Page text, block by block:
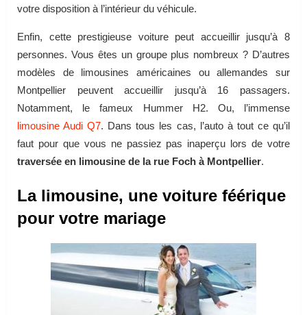
votre disposition à l’intérieur du véhicule.
Enfin, cette prestigieuse voiture peut accueillir jusqu’à 8
personnes. Vous êtes un groupe plus nombreux ? D’autres
modèles de limousines américaines ou allemandes sur
Montpellier peuvent accueillir jusqu’à 16 passagers.
Notamment, le fameux Hummer H2. Ou, l’immense
limousine Audi Q7. Dans tous les cas, l’auto à tout ce qu’il
faut pour que vous ne passiez pas inaperçu lors de votre
traversée en limousine de la rue Foch à Montpellier.
La limousine, une voiture féérique
pour votre mariage